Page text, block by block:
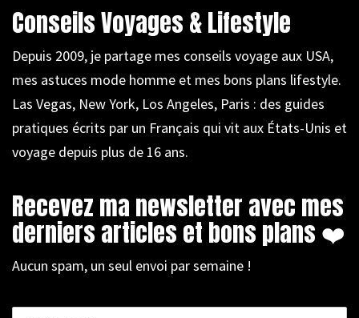
Conseils Voyages & Lifestyle
Depuis 2009, je partage mes conseils voyage aux USA,
mes astuces mode homme et mes bons plans lifestyle.
Las Vegas, New York, Los Angeles, Paris : des guides
pratiques écrits par un Français qui vit aux États-Unis et
voyage depuis plus de 16 ans.
Recevez ma newsletter avec mes
derniers articles et bons plans ❤️
Aucun spam, un seul envoi par semaine !